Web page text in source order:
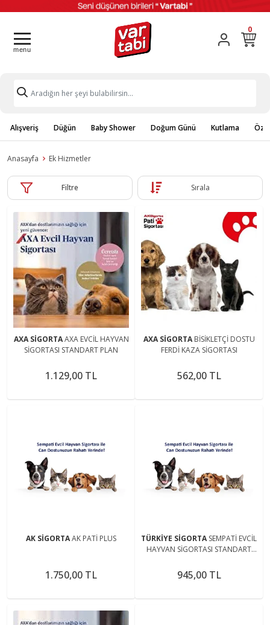
0
Alışveriş Düğün Baby Shower Doğum Günü Kutlama
Anasayfa Ek Hizmetler
Filtre Sırala
AXA SİGORTAAXA EVCİL HAYVAN
SİGORTASI STANDART PLAN
1.129,00 TL
AXA SİGORTABİSİKLETÇİ DOSTU
FERDİ KAZA SİGORTASI
562,00 TL
AK SİGORTAAK PATİ PLUS
1.750,00 TL
TÜRKİYE SİGORTASEMPATİ EVCİL
HAYVAN SİGORTASI STANDART
945,00 TL